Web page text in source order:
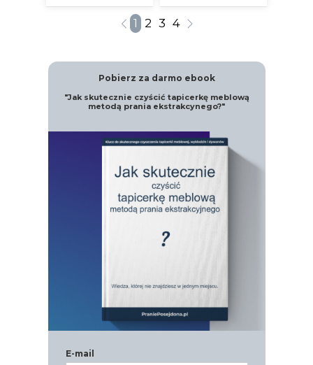
1 2 3 4
Pobierz za darmo ebook
"Jak skutecznie czyścić tapicerkę meblową
metodą prania ekstrakcynego?"
E-mail